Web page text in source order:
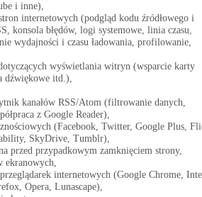
i inne),
internetowych (podgląd kodu źródłowego i
konsola błędów, logi systemowe, linia czasu,
wydajności i czasu ładowania, profilowanie,
wyświetlania witryn (wsparcie karty
dźwiękowe itd.),
kanałów RSS/Atom (filtrowanie danych,
z Google Reader),
(Facebook, Twitter, Google Plus,
SkyDrive, Tumblr),
przed przypadkowym zamknięciem strony,
ekranowych,
internetowych (Google Chrome,
Opera, Lunascape),